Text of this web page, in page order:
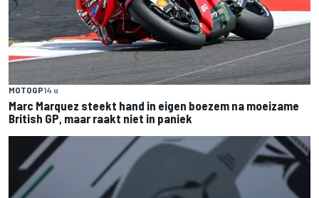
MOTOGP14 u
Marc Marquez steekt hand in eigen boezem na moeizame
British GP, maar raakt niet in paniek